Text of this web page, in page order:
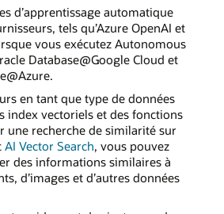
d’apprentissage automatique
tels qu’Azure OpenAI et
vous exécutez Autonomous
Database@Google Cloud et
en tant que type de données
index vectoriels et des fonctions
une recherche de similarité sur
AI Vector Search, vous pouvez
des informations similaires à
d’images et d’autres données